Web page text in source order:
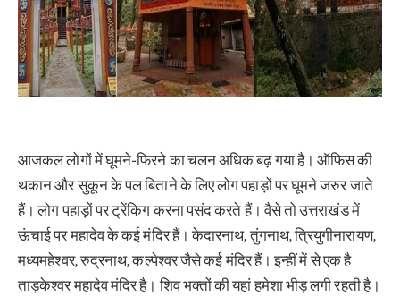
आजकल लोगों में घूमने-फिरने का चलन अधिक बढ़ गया है। ऑफिस की
थकान और सुकून के पल बिताने के लिए लोग पहाड़ों पर घूमने जरुर जाते
हैं। लोग पहाड़ों पर ट्रेंकिग करना पसंद करते हैं। वैसे तो उत्तराखंड में
ऊंचाई पर महादेव के कई मंदिर हैं। केदारनाथ, तुंगनाथ, त्रियुगीनारायण,
मध्यमहेश्वर, रुद्रनाथ, कल्पेश्वर जैसे कई मंदिर हैं। इन्हीं में से एक है
ताड़केश्वर महादेव मंदिर है। शिव भक्तों की यहां हमेशा भीड़ लगी रहती है।